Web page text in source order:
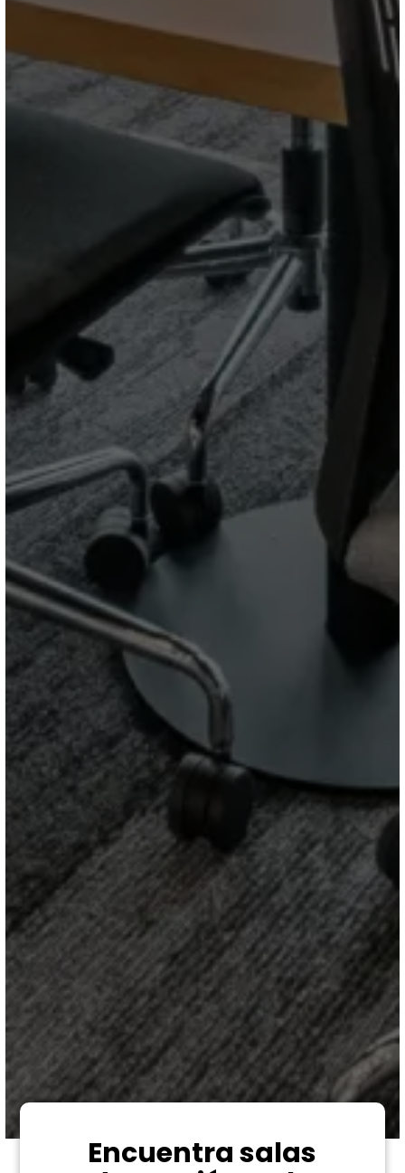
Encuentra salas